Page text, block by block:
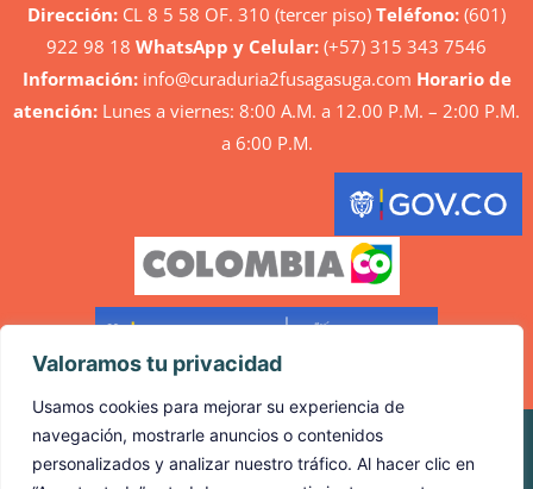
Valoramos tu privacidad
Usamos cookies para mejorar su experiencia de
navegación, mostrarle anuncios o contenidos
personalizados y analizar nuestro tráfico. Al hacer clic en
Dirección: CL 8 5 58 OF. 310 (tercer piso) Teléfono: (601)
922 98 18 WhatsApp y Celular: (+57) 315 343 7546
Información: info@curaduria2fusagasuga.com Horario de
atención: Lunes a viernes: 8:00 A.M. a 12.00 P.M. – 2:00 P.M.
a 6:00 P.M.
©2024. CS Design. Todos los derechos reservados.